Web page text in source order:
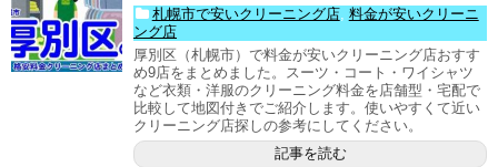
札幌市で安いクリーニング店, 料金が安いクリーニ
ング店
厚別区（札幌市）で料金が安いクリーニング店おすす
め9店をまとめました。スーツ・コート・ワイシャツ
など衣類・洋服のクリーニング料金を店舗型・宅配で
比較して地図付きでご紹介します。使いやすくて近い
クリーニング店探しの参考にしてください。
記事を読む